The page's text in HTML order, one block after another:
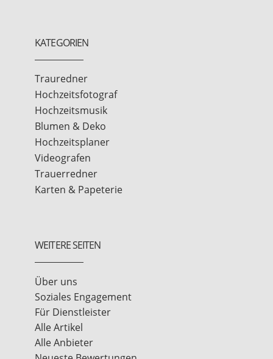
KATEGORIEN
Trauredner
Hochzeitsfotograf
Hochzeitsmusik
Blumen & Deko
Hochzeitsplaner
Videografen
Trauerredner
Karten & Papeterie
WEITERE SEITEN
Über uns
Soziales Engagement
Für Dienstleister
Alle Artikel
Alle Anbieter